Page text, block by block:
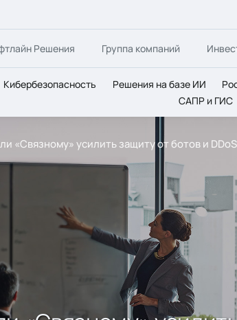
Решения Группа компаний
Кибербезопасность Решения на базе ИИ
САПР и ГИС
«Связному» усилить защиту от ботов и